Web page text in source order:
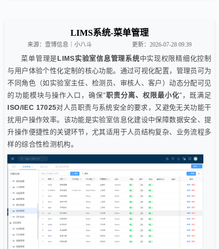
LIMS系统-菜单管理
来源：壹博信息｜小八斗 更新：2026-07-28 09:39
菜单管理是LIMS实验室信息管理系统中实现权限精细化控制
与用户体验个性化定制的核心功能。通过可视化配置，管理员可为
不同角色（如实验室主任、检测员、审核人、客户）动态分配可见
的功能模块与操作入口，确保"职责分离、权限最小化"，既满足
ISO/IEC 17025对人员职责与系统安全的要求，又避免无关功能干
扰用户操作效率。该功能是实验室信息化建设中保障数据安全、提
升操作便捷性的关键环节，尤其适用于人员结构复杂、业务流程多
样的综合性检测机构。